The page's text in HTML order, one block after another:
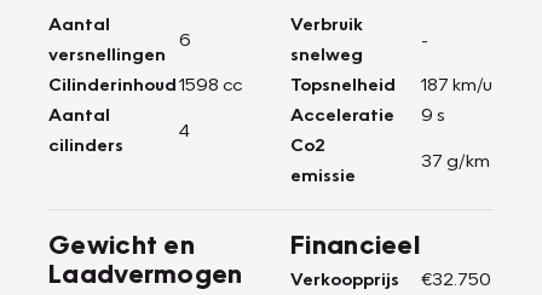
Aantal
versnellingen
6
Cilinderinhoud1598 cc
Aantal
cilinders
4
Verbruik
snelweg
-
Topsnelheid
187 km/u
Acceleratie
9 s
Co2
emissie
37 g/km
Gewicht en
Laadvermogen
Financieel
Verkoopprijs
€32.750